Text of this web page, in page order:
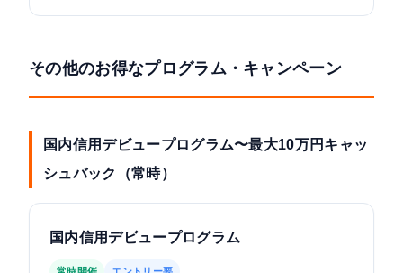
その他のお得なプログラム・キャンペーン
国内信用デビュープログラム〜最大10万円キャッ
シュバック（常時）
国内信用デビュープログラム
常時開催 エントリー要